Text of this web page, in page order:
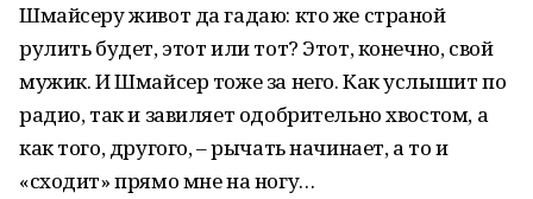
Шмайсеру живот да гадаю: кто же страной
рулить будет, этот или тот? Этот, конечно, свой
мужик. И Шмайсер тоже за него. Как услышит по
радио, так и завиляет одобрительно хвостом, а
как того, другого, – рычать начинает, а то и
«сходит» прямо мне на ногу…